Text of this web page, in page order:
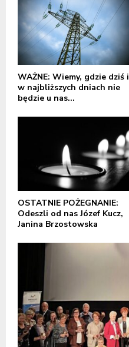
WAŻNE: Wiemy, gdzie dziś i
w najbliższych dniach nie
będzie u nas...
OSTATNIE POŻEGNANIE:
Odeszli od nas Józef Kucz,
Janina Brzostowska